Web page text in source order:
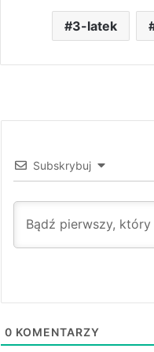
3-latek
Subskrybuj
0 KOMENTARZY